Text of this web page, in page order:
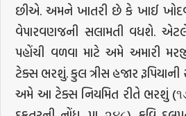
છીએ. અમને ખાતરી છે કે ખાઈ
વેપારવણજની સલામતી વધશે.
પહોંચી વળવા માટે અમે અમારી
ટેક્સ ભરશું. કુલ ત્રીસ હજાર રૂપિયાની
અમે આ ટેક્સ નિયમિત રીતે ભરશું